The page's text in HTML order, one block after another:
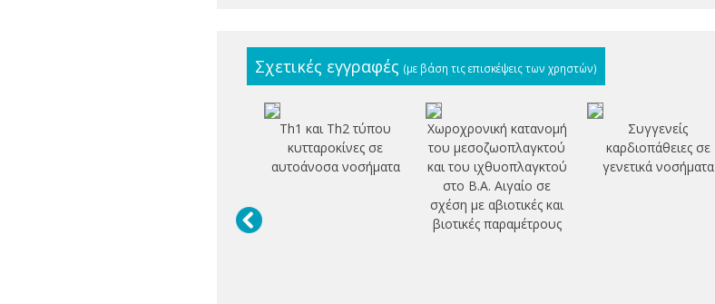
Σχετικές εγγραφές (με βάση τις επισκέψεις των χρηστών)
Th1 και Th2 τύπου
κυτταροκίνες σε
αυτοάνοσα νοσήματα
Χωροχρονική κατανομή
του μεσοζωοπλαγκτού
και του ιχθυοπλαγκτού
στο Β.Α. Αιγαίο σε
σχέση με αβιοτικές και
βιοτικές παραμέτρους
Συγγενείς
καρδιοπάθειες σε
γενετικά νοσήματα